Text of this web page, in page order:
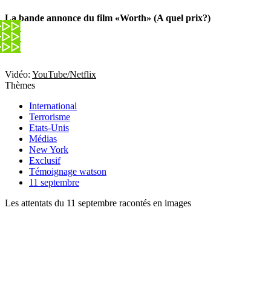
La bande annonce du film «Worth» (A quel prix?)
Vidéo: YouTube/Netflix
Thèmes
International
Terrorisme
Etats-Unis
Médias
New York
Exclusif
Témoignage watson
11 septembre
Les attentats du 11 septembre racontés en images